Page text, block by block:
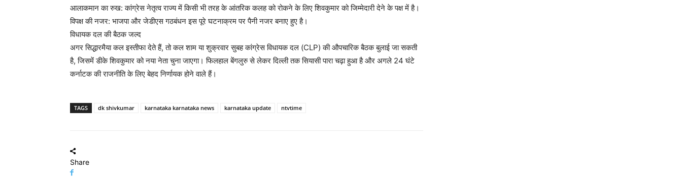
आलाकमान का रुख: कांग्रेस नेतृत्व राज्य में किसी भी तरह के आंतरिक कलह को रोकने के लिए शिवकुमार को जिम्मेदारी देने के पक्ष में है।
विपक्ष की नजर: भाजपा और जेडीएस गठबंधन इस पूरे घटनाक्रम पर पैनी नजर बनाए हुए है।
विधायक दल की बैठक जल्द
अगर सिद्धारमैया कल इस्तीफा देते हैं, तो कल शाम या शुक्रवार सुबह कांग्रेस विधायक दल (CLP) की औपचारिक बैठक बुलाई जा सकती
है, जिसमें डीके शिवकुमार को नया नेता चुना जाएगा। फिलहाल बेंगलुरु से लेकर दिल्ली तक सियासी पारा चढ़ा हुआ है और अगले 24 घंटे
कर्नाटक की राजनीति के लिए बेहद निर्णायक होने वाले हैं।
TAGS dk shivkumar karnataka karnataka news karnataka update ntvtime
Share